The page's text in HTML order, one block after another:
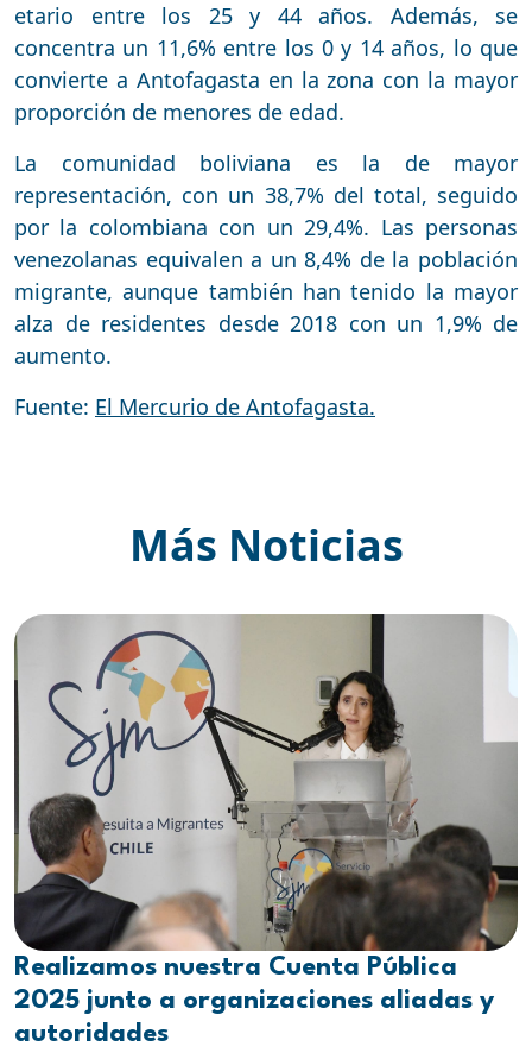
etario entre los 25 y 44 años. Además, se
concentra un 11,6% entre los 0 y 14 años, lo que
convierte a Antofagasta en la zona con la mayor
proporción de menores de edad.
La comunidad boliviana es la de mayor
representación, con un 38,7% del total, seguido
por la colombiana con un 29,4%. Las personas
venezolanas equivalen a un 8,4% de la población
migrante, aunque también han tenido la mayor
alza de residentes desde 2018 con un 1,9% de
aumento.
Fuente: El Mercurio de Antofagasta.
Más Noticias
Realizamos nuestra Cuenta Pública
2025 junto a organizaciones aliadas y
autoridades